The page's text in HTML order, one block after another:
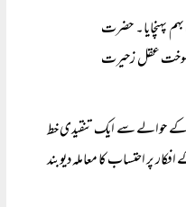
پہنچایا۔ حضرت
بسوخت عقل زحیرت
کے حوالے سے ایک تنقیدی خط
پر احتساب کا معاملہ دیوبند